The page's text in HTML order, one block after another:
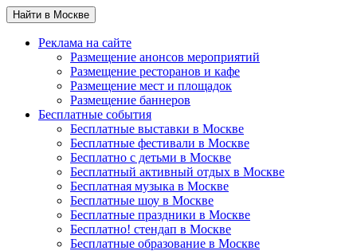
Найти в Москве
Реклама на сайте
Размещение анонсов мероприятий
Размещение ресторанов и кафе
Размещение мест и площадок
Размещение баннеров
Бесплатные события
Бесплатные выставки в Москве
Бесплатные фестивали в Москве
Бесплатно с детьми в Москве
Бесплатный активный отдых в Москве
Бесплатная музыка в Москве
Бесплатные шоу в Москве
Бесплатные праздники в Москве
Бесплатно! стендап в Москве
Бесплатные образование в Москве